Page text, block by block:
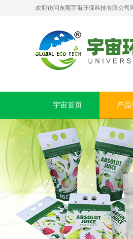
欢迎访问东莞宇宙环保科技有限公司
宇宙首页 产